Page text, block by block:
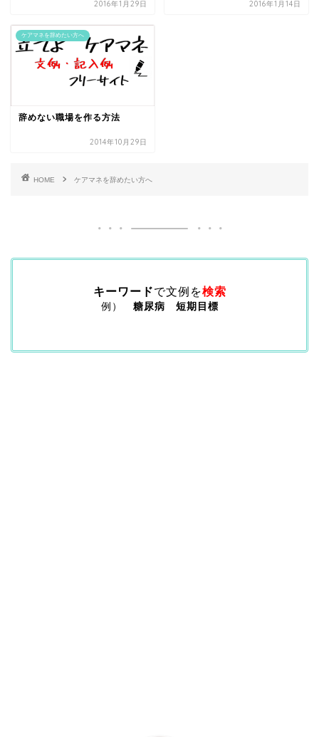
2016年1月29日 2016年1月14日
ケアマネを辞めたい方へ
辞めない職場を作る方法
2014年10月29日
HOME ケアマネを辞めたい方へ
キーワードで文例を検索
例） 糖尿病 短期目標